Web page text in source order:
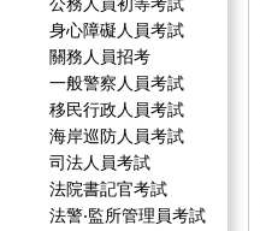
身心障礙人員考試
關務人員招考
一般警察人員考試
移民行政人員考試
海岸巡防人員考試
司法人員考試
法院書記官考試
法警‧監所管理員考試